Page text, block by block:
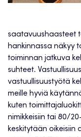
saatavuushaasteet
hankinnassa näkyy
toiminnan jatkuva
suhteet.
vastuullisuustyötä
meille hyviä
kuten
nimikkeisiin tai 80/
keskitytään oikeisiin